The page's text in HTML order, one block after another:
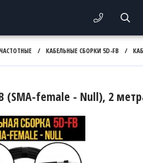
/ КАБЕЛЬНЫЕ СБОРКИ 5D-FB /
(SMA-female - Null), 2